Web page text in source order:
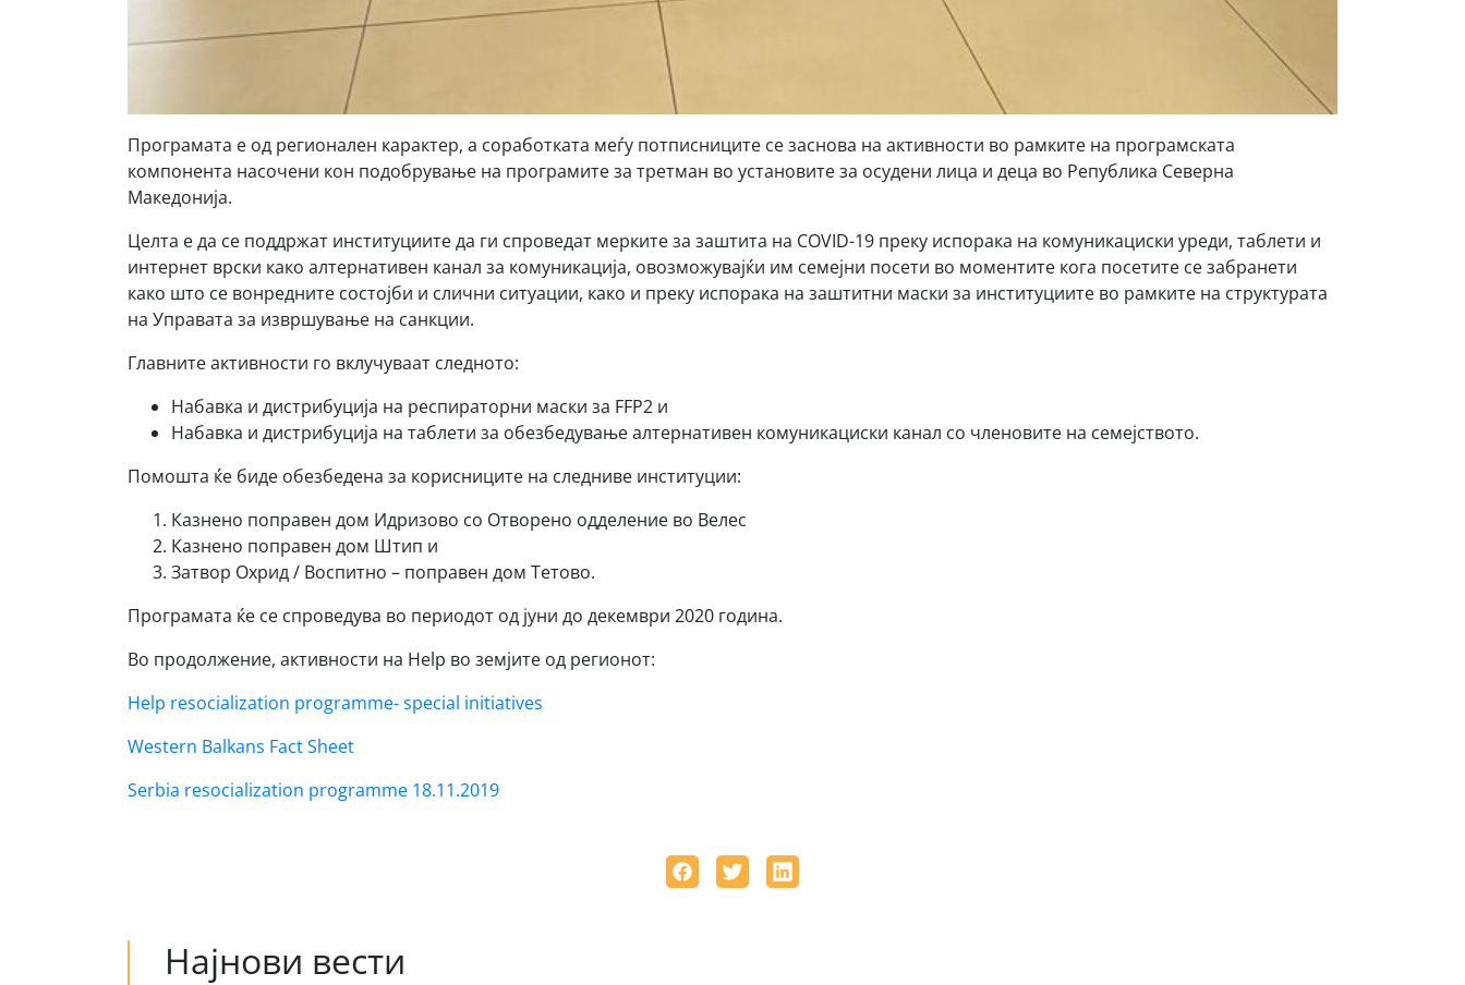
Програмата е од регионален карактер, а соработката меѓу потписниците се заснова на активности во рамките на програмската
компонента насочени кон подобрување на програмите за третман во установите за осудени лица и деца во Република Северна
Македонија.
Целта е да се поддржат институциите да ги спроведат мерките за заштита на COVID-19 преку испорака на комуникациски уреди, таблети и
интернет врски како алтернативен канал за комуникација, овозможувајќи им семејни посети во моментите кога посетите се забранети
како што се вонредните состојби и слични ситуации, како и преку испорака на заштитни маски за институциите во рамките на структурата
на Управата за извршување на санкции.
Главните активности го вклучуваат следното:
Набавка и дистрибуција на респираторни маски за FFP2 и
Набавка и дистрибуција на таблети за обезбедување алтернативен комуникациски канал со членовите на семејството.
Помошта ќе биде обезбедена за корисниците на следниве институции:
Казнено поправен дом Идризово со Отворено одделение во Велес
Казнено поправен дом Штип и
Затвор Охрид / Воспитно – поправен дом Тетово.
Програмата ќе се спроведува во периодот од јуни до декември 2020 година.
Во продолжение, активности на Help во земјите од регионот:
Help resocialization programme- special initiatives
Western Balkans Fact Sheet
Serbia resocialization programme 18.11.2019
Најнови вести